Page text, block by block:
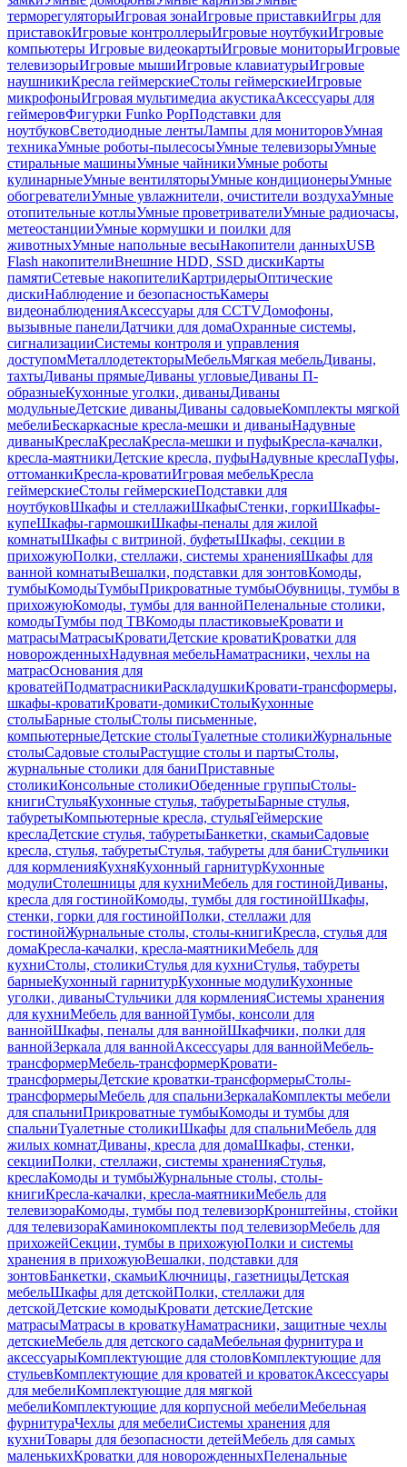
терморегуляторыИгровая зонаИгровые приставкиИгры для
приставокИгровые контроллерыИгровые ноутбукиИгровые
компьютеры Игровые видеокартыИгровые мониторыИгровые
телевизорыИгровые мышиИгровые клавиатурыИгровые
наушникиКресла геймерскиеСтолы геймерскиеИгровые
микрофоныИгровая мультимедиа акустикаАксессуары для
геймеровФигурки Funko PopПодставки для
ноутбуковСветодиодные лентыЛампы для мониторовУмная
техникаУмные роботы-пылесосыУмные телевизорыУмные
стиральные машиныУмные чайникиУмные роботы
кулинарныеУмные вентиляторыУмные кондиционерыУмные
обогревателиУмные увлажнители, очистители воздухаУмные
отопительные котлыУмные проветривателиУмные радиочасы,
метеостанцииУмные кормушки и поилки для
животныхУмные напольные весыНакопители данныхUSB
Flash накопителиВнешние HDD, SSD дискиКарты
памятиСетевые накопителиКартридерыОптические
дискиНаблюдение и безопасностьКамеры
видеонаблюденияАксессуары для CCTVДомофоны,
вызывные панелиДатчики для домаОхранные системы,
сигнализацииСистемы контроля и управления
доступомМеталлодетекторыМебельМягкая мебельДиваны,
тахтыДиваны прямыеДиваны угловыеДиваны П-
образныеКухонные уголки, диваныДиваны
модульныеДетские диваныДиваны садовыеКомплекты мягкой
мебелиБескаркасные кресла-мешки и диваныНадувные
диваныКреслаКреслаКресла-мешки и пуфыКресла-качалки,
кресла-маятникиДетские кресла, пуфыНадувные креслаПуфы,
оттоманкиКресла-кроватиИгровая мебельКресла
геймерскиеСтолы геймерскиеПодставки для
ноутбуковШкафы и стеллажиШкафыСтенки, горкиШкафы-
купеШкафы-гармошкиШкафы-пеналы для жилой
комнатыШкафы с витриной, буфетыШкафы, секции в
прихожуюПолки, стеллажи, системы храненияШкафы для
ванной комнатыВешалки, подставки для зонтовКомоды,
тумбыКомодыТумбыПрикроватные тумбыОбувницы, тумбы в
прихожуюКомоды, тумбы для ваннойПеленальные столики,
комодыТумбы под ТВКомоды пластиковыеКровати и
матрасыМатрасыКроватиДетские кроватиКроватки для
новорожденныхНадувная мебельНаматрасники, чехлы на
матрасОснования для
кроватейПодматрасникиРаскладушкиКровати-трансформеры,
шкафы-кроватиКровати-домикиСтолыКухонные
столыБарные столыСтолы письменные,
компьютерныеДетские столыТуалетные столикиЖурнальные
столыСадовые столыРастущие столы и партыСтолы,
журнальные столики для баниПриставные
столикиКонсольные столикиОбеденные группыСтолы-
книгиСтульяКухонные стулья, табуретыБарные стулья,
табуретыКомпьютерные кресла, стульяГеймерские
креслаДетские стулья, табуретыБанкетки, скамьиСадовые
кресла, стулья, табуретыСтулья, табуреты для баниСтульчики
для кормленияКухняКухонный гарнитурКухонные
модулиСтолешницы для кухниМебель для гостинойДиваны,
кресла для гостинойКомоды, тумбы для гостинойШкафы,
стенки, горки для гостинойПолки, стеллажи для
гостинойЖурнальные столы, столы-книгиКресла, стулья для
домаКресла-качалки, кресла-маятникиМебель для
кухниСтолы, столикиСтулья для кухниСтулья, табуреты
барныеКухонный гарнитурКухонные модулиКухонные
уголки, диваныСтульчики для кормленияСистемы хранения
для кухниМебель для ваннойТумбы, консоли для
ваннойШкафы, пеналы для ваннойШкафчики, полки для
ваннойЗеркала для ваннойАксессуары для ваннойМебель-
трансформерМебель-трансформерКровати-
трансформерыДетские кроватки-трансформерыСтолы-
трансформерыМебель для спальниЗеркалаКомплекты мебели
для спальниПрикроватные тумбыКомоды и тумбы для
спальниТуалетные столикиШкафы для спальниМебель для
жилых комнатДиваны, кресла для домаШкафы, стенки,
секцииПолки, стеллажи, системы храненияСтулья,
креслаКомоды и тумбыЖурнальные столы, столы-
книгиКресла-качалки, кресла-маятникиМебель для
телевизораКомоды, тумбы под телевизорКронштейны, стойки
для телевизораКаминокомплекты под телевизорМебель для
прихожейСекции, тумбы в прихожуюПолки и системы
хранения в прихожуюВешалки, подставки для
зонтовБанкетки, скамьиКлючницы, газетницыДетская
мебельШкафы для детскойПолки, стеллажи для
детскойДетские комодыКровати детскиеДетские
матрасыМатрасы в кроваткуНаматрасники, защитные чехлы
детскиеМебель для детского садаМебельная фурнитура и
аксессуарыКомплектующие для столовКомплектующие для
стульевКомплектующие для кроватей и кроватокАксессуары
для мебелиКомплектующие для мягкой
мебелиКомплектующие для корпусной мебелиМебельная
фурнитураЧехлы для мебелиСистемы хранения для
кухниТовары для безопасности детейМебель для самых
маленькихКроватки для новорожденныхПеленальные